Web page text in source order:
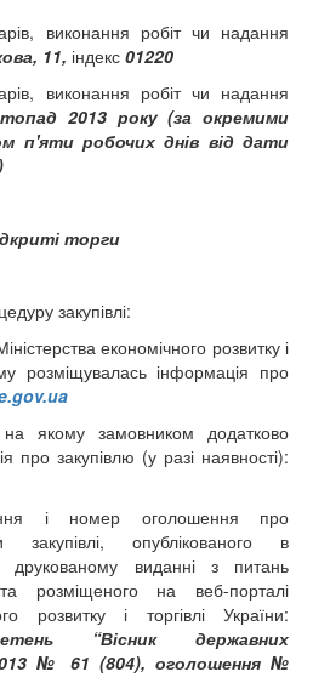
виконання робіт чи надання
11, індекс 01220
виконання робіт чи надання
2013 року (за окремими
п'яти робочих днів від дати
торги
закупівлі:
економічного розвитку і
розміщувалась інформація про
якому замовником додатково
про закупівлю (у разі наявності):
і номер оголошення про
закупівлі, опублікованого в
друкованому виданні з питань
розміщеного на веб-порталі
розвитку і торгівлі України:
“Вісник державних
№ 61 (804), оголошення №